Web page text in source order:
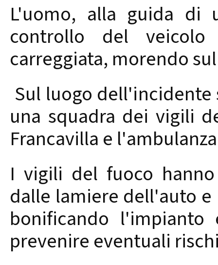
L'uomo, alla guida di
controllo del
carreggiata, morendo
Sul luogo
una squadra dei vigili
Francavilla e
I vigili del fuoco
dalle lamiere dell'auto
bonificando
prevenire eventuali